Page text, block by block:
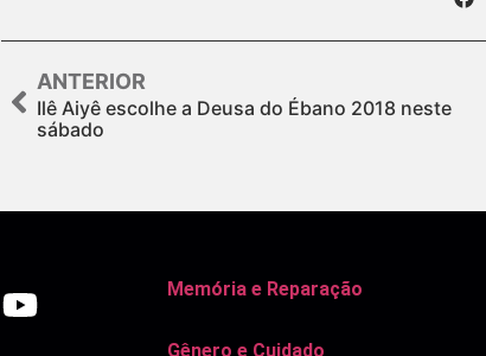
ANTERIOR
Ilê Aiyê escolhe a Deusa do Ébano 2018 neste
sábado
Memória e Reparação
Gênero e Cuidado